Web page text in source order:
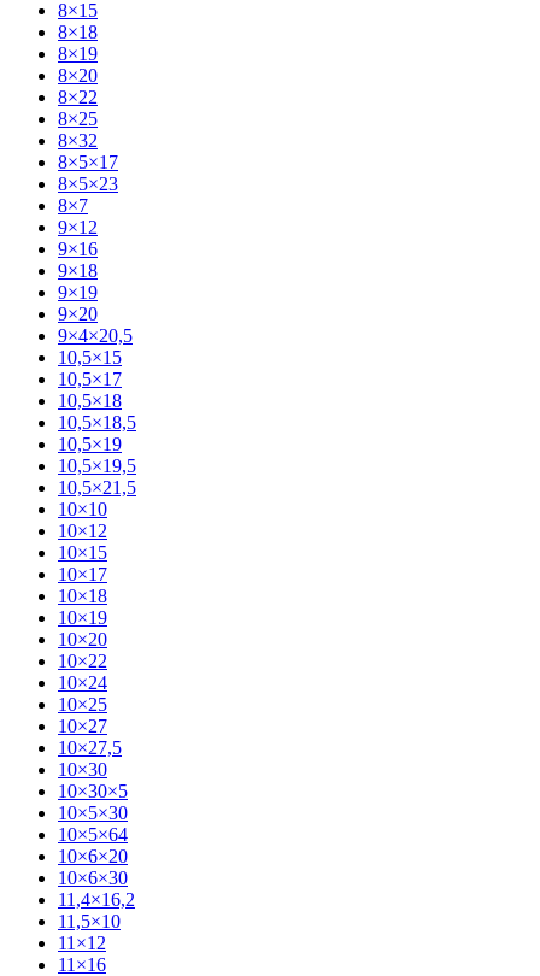
8×15
8×18
8×19
8×20
8×22
8×25
8×32
8×5×17
8×5×23
8×7
9×12
9×16
9×18
9×19
9×20
9×4×20,5
10,5×15
10,5×17
10,5×18
10,5×18,5
10,5×19
10,5×19,5
10,5×21,5
10×10
10×12
10×15
10×17
10×18
10×19
10×20
10×22
10×24
10×25
10×27
10×27,5
10×30
10×30×5
10×5×30
10×5×64
10×6×20
10×6×30
11,4×16,2
11,5×10
11×12
11×16